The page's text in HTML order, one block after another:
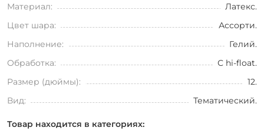
Материал:
Латекс.
Цвет шара:
Ассорти.
Наполнение:
Гелий.
Обработка:
С hi-float.
Размер (дюймы):
12.
Вид:
Тематический.
Товар находится в категориях: